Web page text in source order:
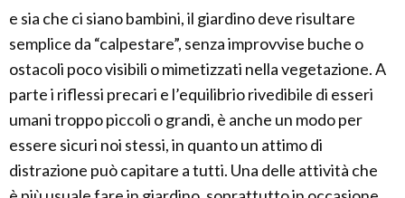
e sia che ci siano bambini, il giardino deve risultare
semplice da “calpestare”, senza improvvise buche o
ostacoli poco visibili o mimetizzati nella vegetazione. A
parte i riflessi precari e l’equilibrio rivedibile di esseri
umani troppo piccoli o grandi, è anche un modo per
essere sicuri noi stessi, in quanto un attimo di
distrazione può capitare a tutti. Una delle attività che